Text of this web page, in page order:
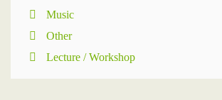
Music
Other
Lecture / Workshop